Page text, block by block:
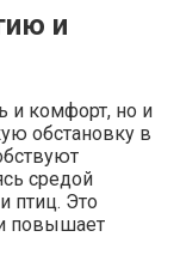
и
и комфорт, но и
обстановку в
средой
птиц. Это
повышает